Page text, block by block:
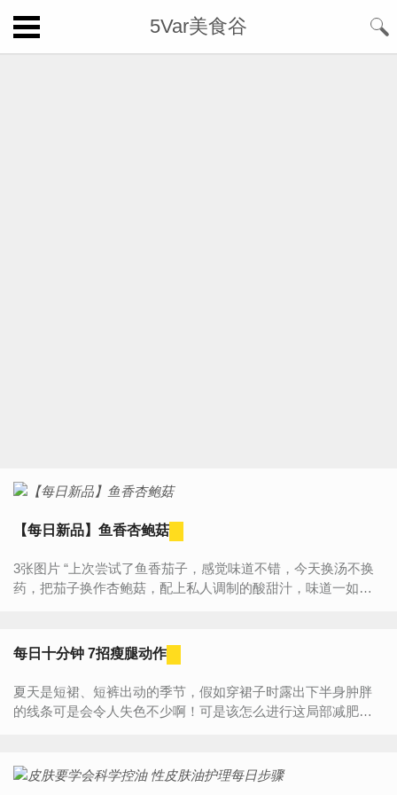
5Var美食谷
【每日新品】鱼香杏鲍菇
3张图片 “上次尝试了鱼香茄子，感觉味道不错，今天换汤不换
药，把茄子换作杏鲍菇，配上私人调制的酸甜汁，味道一如既
每日十分钟 7招瘦腿动作
夏天是短裙、短裤出动的季节，假如穿裙子时露出下半身肿胖
的线条可是会令人失色不少啊！可是该怎么进行这局部减肥